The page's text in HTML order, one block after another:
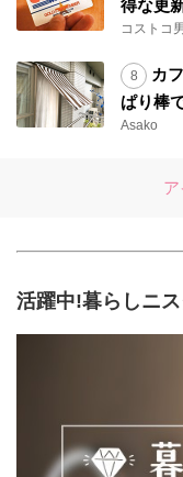
得な更
コストコ
カ
ぱり棒
Asako
活躍中!暮らしニ